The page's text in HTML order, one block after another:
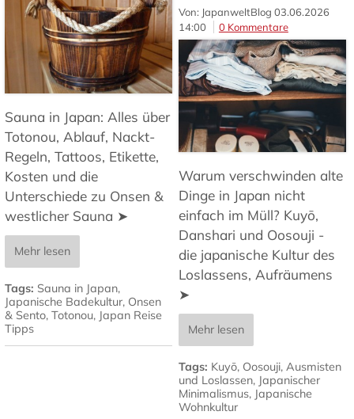
Sauna in Japan: Alles über
Totonou, Ablauf, Nackt-
Regeln, Tattoos, Etikette,
Kosten und die
Unterschiede zu Onsen &
westlicher Sauna ➤
Mehr lesen
Tags: Sauna in Japan,
Japanische Badekultur, Onsen
& Sento, Totonou, Japan Reise
Tipps
Von: JapanweltBlog 03.06.2026
14:00
0 Kommentare
Warum verschwinden alte
Dinge in Japan nicht
einfach im Müll? Kuyō,
Danshari und Oosouji -
die japanische Kultur des
Loslassens, Aufräumens
➤
Mehr lesen
Tags: Kuyō, Oosouji, Ausmisten
und Loslassen, Japanischer
Minimalismus, Japanische
Wohnkultur